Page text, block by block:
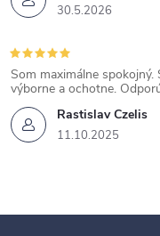
30.5.2026
Rastislav Czelis
11.10.2025
Som maximálne
výborne a ochotne.